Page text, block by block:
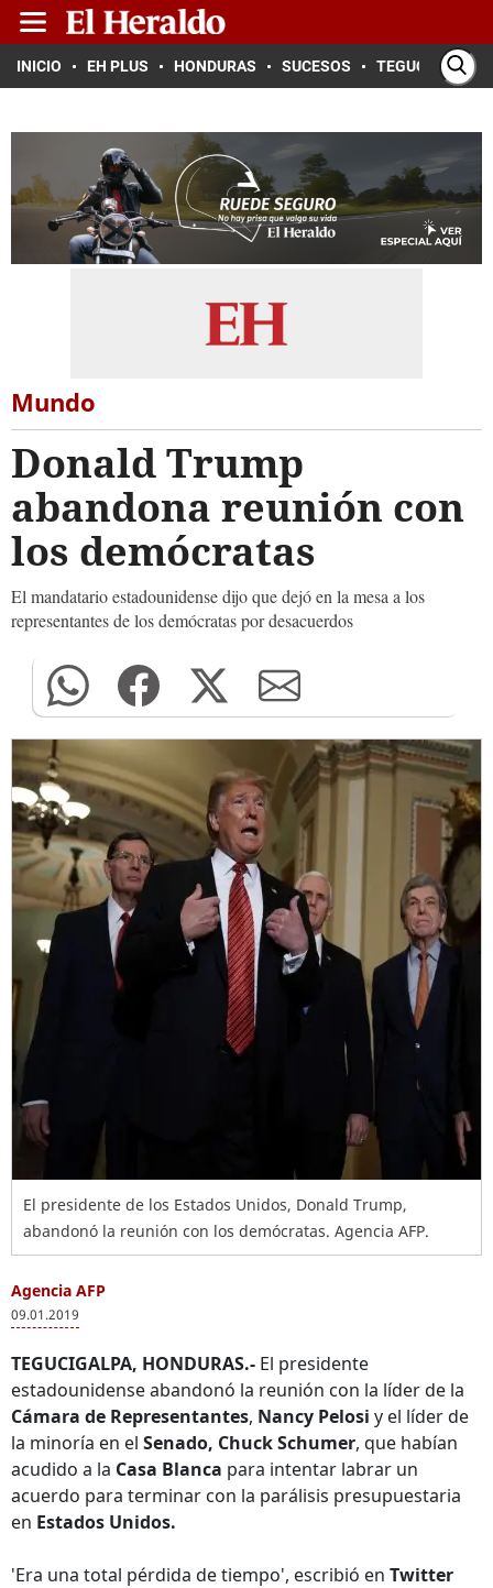
INICIO EH PLUS HONDURAS SUCESOS TEGUCIGALPA
Mundo
Donald Trump
abandona reunión con
los demócratas
El mandatario estadounidense dijo que dejó en la mesa a los
representantes de los demócratas por desacuerdos
El presidente de los Estados Unidos, Donald Trump,
abandonó la reunión con los demócratas. Agencia AFP.
Agencia AFP
09.01.2019
TEGUCIGALPA, HONDURAS.- El presidente
estadounidense abandonó la reunión con la líder de la
Cámara de Representantes, Nancy Pelosi y el líder de
la minoría en el Senado, Chuck Schumer, que habían
acudido a la Casa Blanca para intentar labrar un
acuerdo para terminar con la parálisis presupuestaria
en Estados Unidos.
'Era una total pérdida de tiempo', escribió en Twitter